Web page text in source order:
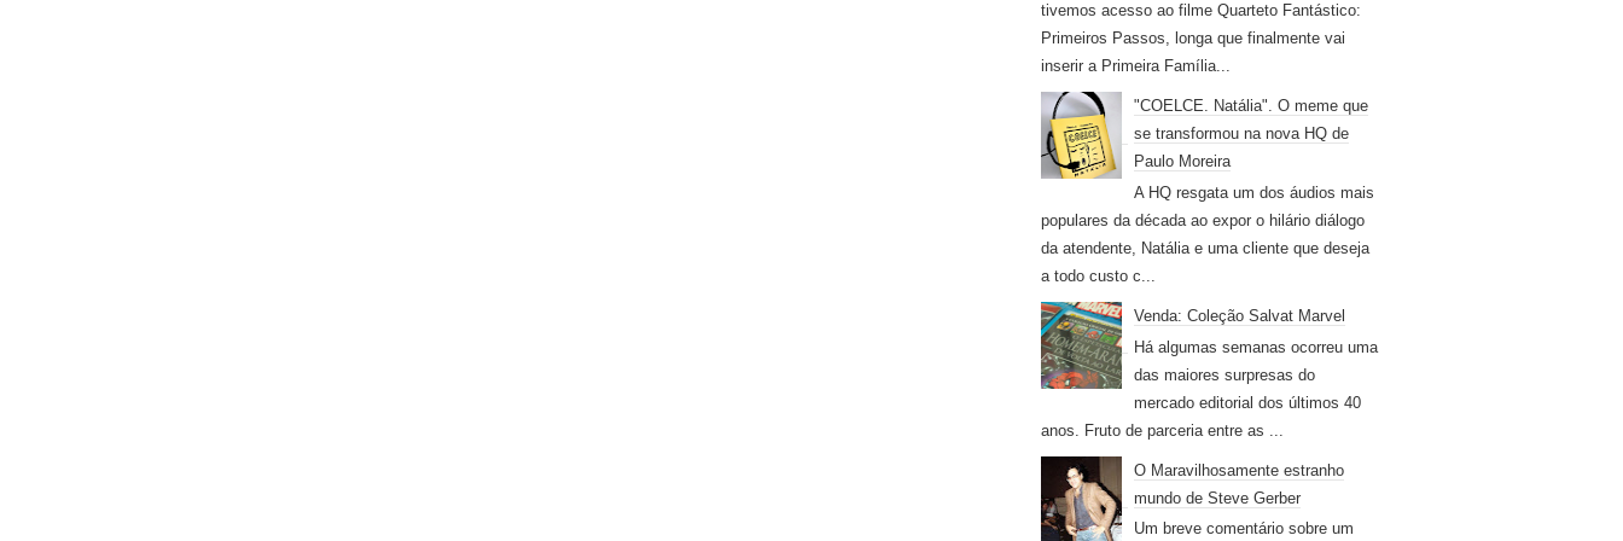
tivemos acesso ao filme Quarteto Fantástico:
Primeiros Passos, longa que finalmente vai
inserir a Primeira Família...
"COELCE. Natália". O meme que
se transformou na nova HQ de
Paulo Moreira
A HQ resgata um dos áudios mais
populares da década ao expor o hilário diálogo
da atendente, Natália e uma cliente que deseja
a todo custo c...
Venda: Coleção Salvat Marvel
Há algumas semanas ocorreu uma
das maiores surpresas do
mercado editorial dos últimos 40
anos. Fruto de parceria entre as ...
O Maravilhosamente estranho
mundo de Steve Gerber
Um breve comentário sobre um